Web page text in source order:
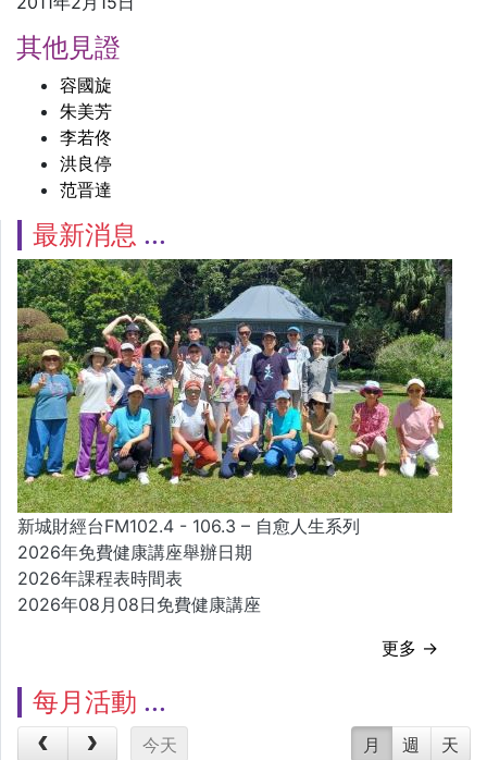
其他見證
容國旋
朱美芳
李若佟
洪良停
范晋達
最新消息
新城財經台FM102.4 - 106.3 – 自愈人生系列
2026年免費健康講座舉辦日期
2026年課程表時間表
2026年08月08日免費健康講座
更多 →
每月活動
今天 月 週 天